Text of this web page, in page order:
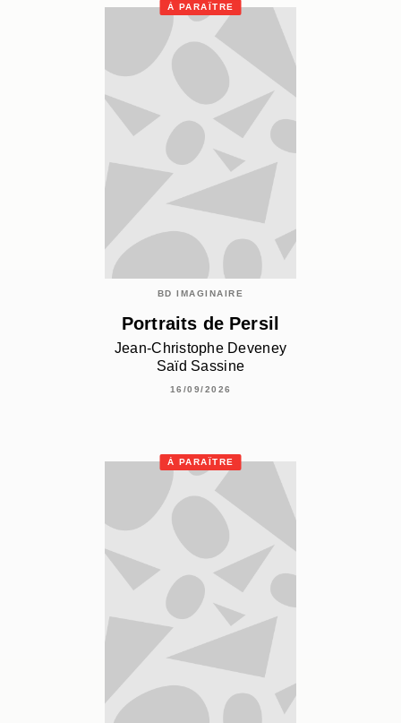
À PARAÎTRE
BD IMAGINAIRE
Portraits de Persil
Jean-Christophe Deveney
Saïd Sassine
16/09/2026
À PARAÎTRE